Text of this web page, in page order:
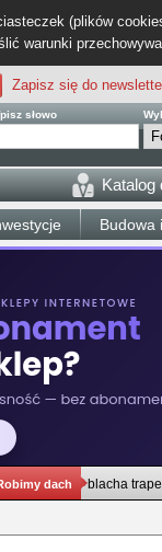
(plików
warunki
Zapisz się do
słowo
Katalog
Budowa
dach blacha